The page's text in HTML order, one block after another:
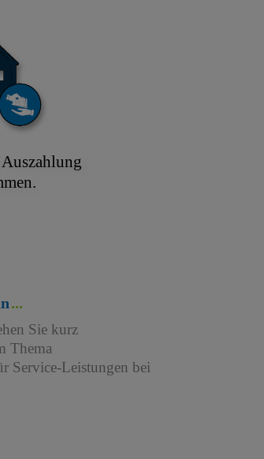
Sie kurz
Thema
Service-Leistungen bei